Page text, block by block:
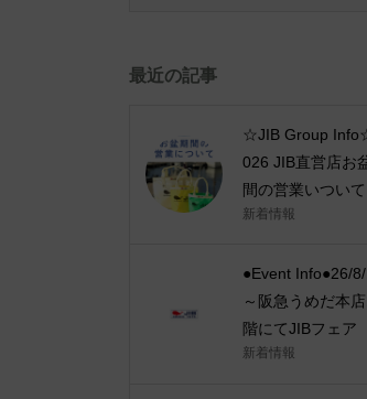
最近の記事
☆JIB Group
026 JIB直営店お
間の営業いついて
新着情報
●Event Info●26/
～阪急うめだ本
階にてJIBフェア
新着情報